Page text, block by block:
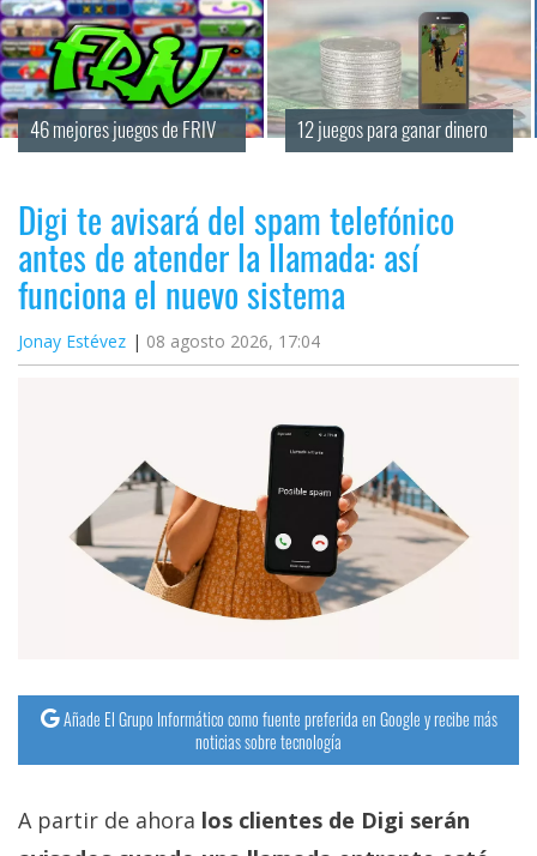
46 mejores juegos de FRIV 12 juegos para ganar dinero
Digi te avisará del spam telefónico
antes de atender la llamada: así
funciona el nuevo sistema
Jonay Estévez 08 agosto 2026, 17:04
Añade El Grupo Informático como fuente preferida en Google y recibe más
noticias sobre tecnología
A partir de ahora los clientes de Digi serán